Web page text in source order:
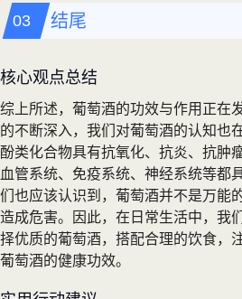
结尾
核心观点总结
综上所述，葡萄酒的功效与作用正在
的不断深入，我们对葡萄酒的认知也
酚类化合物具有抗氧化、抗炎、抗肿
血管系统、免疫系统、神经系统等都
们也应该认识到，葡萄酒并不是万能
造成危害。因此，在日常生活中，我
择优质的葡萄酒，搭配合理的饮食，
葡萄酒的健康功效。